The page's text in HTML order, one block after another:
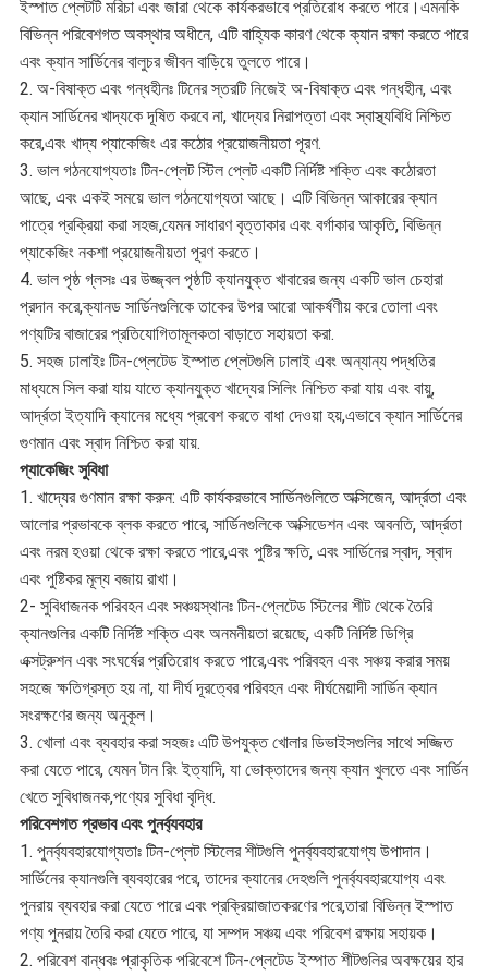
ইস্পাত প্লেটটি মরিচা এবং জারা থেকে কার্যকরভাবে প্রতিরোধ করতে পারে।এমনকি
বিভিন্ন পরিবেশগত অবস্থার অধীনে, এটি বাহ্যিক কারণ থেকে ক্যান রক্ষা করতে পারে
এবং ক্যান সার্ডিনের বালুচর জীবন বাড়িয়ে তুলতে পারে।
2. অ-বিষাক্ত এবং গন্ধহীনঃ টিনের স্তরটি নিজেই অ-বিষাক্ত এবং গন্ধহীন, এবং
ক্যান সার্ডিনের খাদ্যকে দূষিত করবে না, খাদ্যের নিরাপত্তা এবং স্বাস্থ্যবিধি নিশ্চিত
করে,এবং খাদ্য প্যাকেজিং এর কঠোর প্রয়োজনীয়তা পূরণ.
3. ভাল গঠনযোগ্যতাঃ টিন-প্লেট স্টিল প্লেট একটি নির্দিষ্ট শক্তি এবং কঠোরতা
আছে, এবং একই সময়ে ভাল গঠনযোগ্যতা আছে। এটি বিভিন্ন আকারের ক্যান
পাত্রে প্রক্রিয়া করা সহজ,যেমন সাধারণ বৃত্তাকার এবং বর্গাকার আকৃতি, বিভিন্ন
প্যাকেজিং নকশা প্রয়োজনীয়তা পূরণ করতে।
4. ভাল পৃষ্ঠ গ্লসঃ এর উজ্জ্বল পৃষ্ঠটি ক্যানযুক্ত খাবারের জন্য একটি ভাল চেহারা
প্রদান করে,ক্যানড সার্ডিনগুলিকে তাকের উপর আরো আকর্ষণীয় করে তোলা এবং
পণ্যটির বাজারের প্রতিযোগিতামূলকতা বাড়াতে সহায়তা করা.
5. সহজ ঢালাইঃ টিন-প্লেটেড ইস্পাত প্লেটগুলি ঢালাই এবং অন্যান্য পদ্ধতির
মাধ্যমে সিল করা যায় যাতে ক্যানযুক্ত খাদ্যের সিলিং নিশ্চিত করা যায় এবং বায়ু,
আর্দ্রতা ইত্যাদি ক্যানের মধ্যে প্রবেশ করতে বাধা দেওয়া হয়,এভাবে ক্যান সার্ডিনের
গুণমান এবং স্বাদ নিশ্চিত করা যায়.
প্যাকেজিং সুবিধা
1. খাদ্যের গুণমান রক্ষা করুন: এটি কার্যকরভাবে সার্ডিনগুলিতে অক্সিজেন, আর্দ্রতা এবং
আলোর প্রভাবকে ব্লক করতে পারে, সার্ডিনগুলিকে অক্সিডেশন এবং অবনতি, আর্দ্রতা
এবং নরম হওয়া থেকে রক্ষা করতে পারে,এবং পুষ্টির ক্ষতি, এবং সার্ডিনের স্বাদ, স্বাদ
এবং পুষ্টিকর মূল্য বজায় রাখা।
2- সুবিধাজনক পরিবহন এবং সঞ্চয়স্থানঃ টিন-প্লেটেড স্টিলের শীট থেকে তৈরি
ক্যানগুলির একটি নির্দিষ্ট শক্তি এবং অনমনীয়তা রয়েছে, একটি নির্দিষ্ট ডিগ্রি
এক্সট্রুশন এবং সংঘর্ষের প্রতিরোধ করতে পারে,এবং পরিবহন এবং সঞ্চয় করার সময়
সহজে ক্ষতিগ্রস্ত হয় না, যা দীর্ঘ দূরত্বের পরিবহন এবং দীর্ঘমেয়াদী সার্ডিন ক্যান
সংরক্ষণের জন্য অনুকূল।
3. খোলা এবং ব্যবহার করা সহজঃ এটি উপযুক্ত খোলার ডিভাইসগুলির সাথে সজ্জিত
করা যেতে পারে, যেমন টান রিং ইত্যাদি, যা ভোক্তাদের জন্য ক্যান খুলতে এবং সার্ডিন
খেতে সুবিধাজনক,পণ্যের সুবিধা বৃদ্ধি.
পরিবেশগত প্রভাব এবং পুনর্ব্যবহার
1. পুনর্ব্যবহারযোগ্যতাঃ টিন-প্লেট স্টিলের শীটগুলি পুনর্ব্যবহারযোগ্য উপাদান।
সার্ডিনের ক্যানগুলি ব্যবহারের পরে, তাদের ক্যানের দেহগুলি পুনর্ব্যবহারযোগ্য এবং
পুনরায় ব্যবহার করা যেতে পারে এবং প্রক্রিয়াজাতকরণের পরে,তারা বিভিন্ন ইস্পাত
পণ্য পুনরায় তৈরি করা যেতে পারে, যা সম্পদ সঞ্চয় এবং পরিবেশ রক্ষায় সহায়ক।
2. পরিবেশ বান্ধবঃ প্রাকৃতিক পরিবেশে টিন-প্লেটেড ইস্পাত শীটগুলির অবক্ষয়ের হার